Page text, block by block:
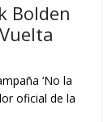
Bolden
‘No la
oficial de la